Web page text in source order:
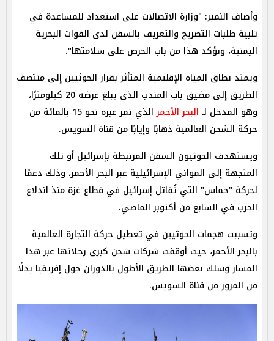
وأضاف النمير: "وزارة الاتصالات على استعداد للمساعدة في
تلبية طلبات التصريح والتعريف بالسفن لدى القوات البحرية
اليمنية، ونؤكد هذا من باب الحرص على سلامتها".
ويمتد نطاق المياه الإقليمية المتأثر بقرار الحوثيين إلى منتصف
الطريق إلى مضيق باب المندب الذي يبلغ عرضه 20 كيلومترًا،
وهو المدخل لـ البحر الأحمر
الذي تمر عبره نحو 15 بالمائة من
حركة الشحن العالمية ذهابًا وإيابًا من قناة السويس.
ويستهدف الحوثيون السفن المرتبطة بإسرائيل أو تلك
المتجهة إلى المواني الإسرائيلية عبر البحر الأحمر، وذلك دعمًا
لحركة "حماس" التي تُقاتل إسرائيل في قطاع غزة منذ اندلاع
الحرب في السابع من أكتوبر الماضي.
وتسببت هجمات الحوثيين في تعطيل حركة التجارة العالمية
بالبحر الأحمر، حيث أوقفت شركات شحن كبرى رحلاتها عبر هذا
المسار وسلك بعضها الطريق الأطول بالدوران حول إفريقيا بدلًا
من المرور من قناة السويس.